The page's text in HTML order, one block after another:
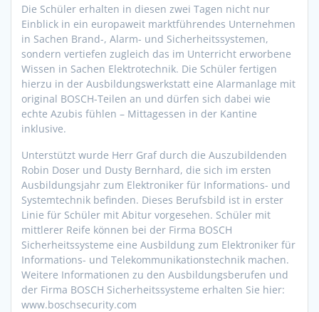
Die Schüler erhalten in diesen zwei Tagen nicht nur
Einblick in ein europaweit marktführendes Unternehmen
in Sachen Brand-, Alarm- und Sicherheitssystemen,
sondern vertiefen zugleich das im Unterricht erworbene
Wissen in Sachen Elektrotechnik. Die Schüler fertigen
hierzu in der Ausbildungswerkstatt eine Alarmanlage mit
original BOSCH-Teilen an und dürfen sich dabei wie
echte Azubis fühlen – Mittagessen in der Kantine
inklusive.
Unterstützt wurde Herr Graf durch die Auszubildenden
Robin Doser und Dusty Bernhard, die sich im ersten
Ausbildungsjahr zum Elektroniker für Informations- und
Systemtechnik befinden. Dieses Berufsbild ist in erster
Linie für Schüler mit Abitur vorgesehen. Schüler mit
mittlerer Reife können bei der Firma BOSCH
Sicherheitssysteme eine Ausbildung zum Elektroniker für
Informations- und Telekommunikationstechnik machen.
Weitere Informationen zu den Ausbildungsberufen und
der Firma BOSCH Sicherheitssysteme erhalten Sie hier:
www.boschsecurity.com